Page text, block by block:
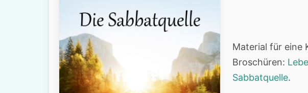
Material für eine
Broschüren:
Sabbatquelle.